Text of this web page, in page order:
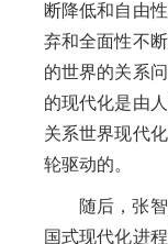
断降低和自由
弃和全面性不
的世界的关系
的现代化是由
关系世界现代
轮驱动的。
随后，张
国式现代化进